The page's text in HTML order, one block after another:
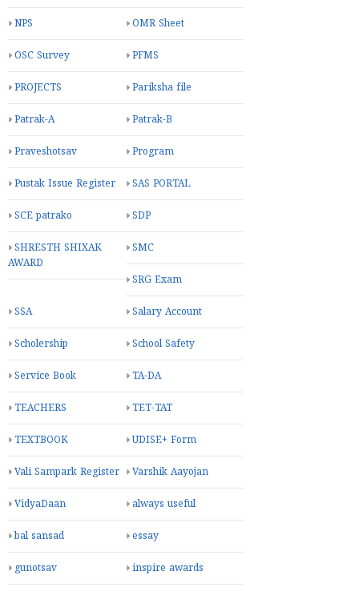
NPS OMR Sheet
OSC Survey PFMS
PROJECTS Pariksha file
Patrak-A Patrak-B
Praveshotsav Program
Pustak Issue Register SAS PORTAL
SCE patrako SDP
SHRESTH SHIXAK
AWARD
SMC
SRG Exam
SSA Salary Account
Scholership School Safety
Service Book TA-DA
TEACHERS TET-TAT
TEXTBOOK UDISE+ Form
Vali Sampark Register Varshik Aayojan
VidyaDaan always useful
bal sansad essay
gunotsav inspire awards